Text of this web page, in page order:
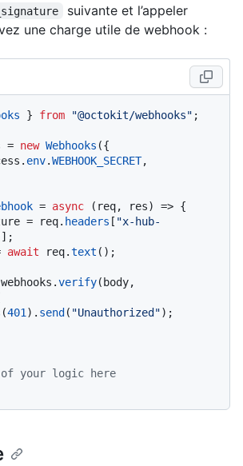
suivante et l’appeler
une charge utile de webhook :
} from "@octokit/webhooks" ;
= new Webhooks ({
env.WEBHOOK_SECRET,
= async ( req, res) => {
= req. headers [ "x-hub-
];
await req.text ();
webhooks.verify(body,
(401 ). send ( "Unauthorized");
your logic here